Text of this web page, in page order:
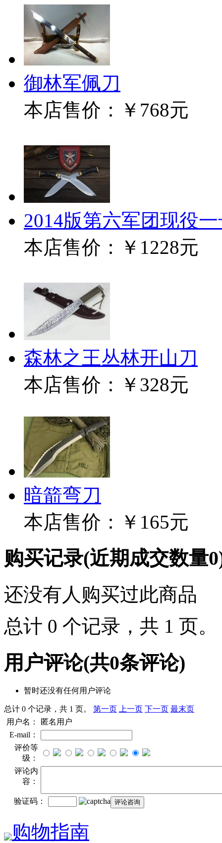
御林军佩刀
本店售价：
￥768元
2014版第六军团现役
本店售价：
￥1228元
森林之王丛林开山刀
本店售价：
￥328元
暗箭弯刀
本店售价：
￥165元
购买记录(近期成交数量0
还没有人购买过此商品
总计 0 个记录，共 1 页。
用户评论(共0条评论)
暂时还没有任何用户评论
总计 0 个记录，共 1 页。 第一页 上一页 下一页 最末页
用户名：
匿名用户
E-mail：
评价等
级：
评论内
容：
验证码：
购物指南